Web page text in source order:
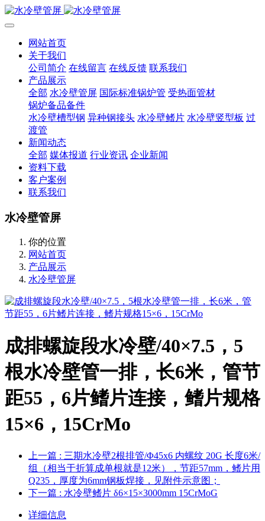
网站首页
关于我们
公司简介 在线留言 在线反馈 联系我们
产品展示
全部 水冷壁管屏 国际标准锅炉管 受热面管材
锅炉备品备件
水冷壁槽型钢 异种钢接头 水冷壁鳍片 水冷壁竖型板 过
渡管
新闻动态
全部 媒体报道 行业资讯 企业新闻
资料下载
客户案例
联系我们
水冷壁管屏
你的位置
网站首页
产品展示
水冷壁管屏
成排螺旋段水冷壁/40×7.5，5
根水冷壁管一排，长6米，管节
距55，6片鳍片连接，鳍片规格
15×6，15CrMo
上一篇 : 三期水冷壁2根排管/Φ45x6 内螺纹 20G 长度6米/
组（相当于折算成单根就是12米），节距57mm，鳍片用
Q235，厚度为6mm钢板焊接，见附件示意图；
下一篇 : 水冷壁鳍片 δ6×15×3000mm 15CrMoG
详细信息